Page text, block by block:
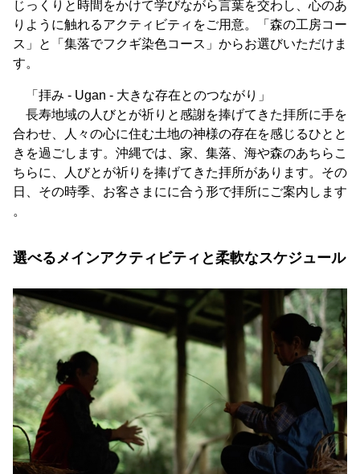
じっくりと時間をかけて学びながら言葉を交わし、心のあ
りように触れるアクティビティをご用意。「森の工房コー
ス」と「集落でフクギ染色コース」からお選びいただけま
す。
「拝み - Ugan - 大きな存在とのつながり」
長寿地域の人びとが祈りと感謝を捧げてきた拝所に手を
合わせ、人々の心に住む土地の神様の存在を感じるひとと
きを過ごします。沖縄では、家、集落、海や森のあちらこ
ちらに、人びとが祈りを捧げてきた拝所があります。その
日、その時季、お客さまにに合う形で拝所にご案内します
。
選べるメインアクティビティと柔軟なスケジュール